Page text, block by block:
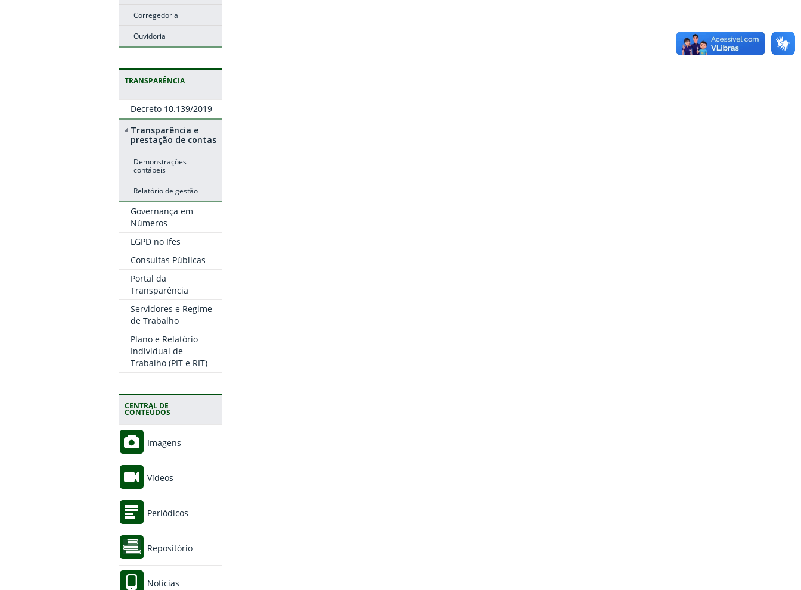
Corregedoria
Ouvidoria
TRANSPARÊNCIA
Decreto 10.139/2019
Transparência e
prestação de contas
Demonstrações
contábeis
Relatório de gestão
Governança em
Números
LGPD no Ifes
Consultas Públicas
Portal da
Transparência
Servidores e Regime
de Trabalho
Plano e Relatório
Individual de
Trabalho (PIT e RIT)
CENTRAL DE
CONTEÚDOS
Imagens
Vídeos
Periódicos
Repositório
Notícias